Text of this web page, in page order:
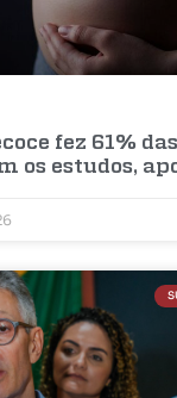
fez 61%
os estudos,